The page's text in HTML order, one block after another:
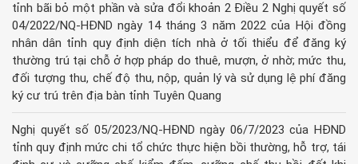
tỉnh bãi bỏ một phần và sửa đổi khoản 2 Điều 2 Nghị quyết số
04/2022/NQ-HĐND ngày 14 tháng 3 năm 2022 của Hội đồng
nhân dân tỉnh quy định diện tích nhà ở tối thiểu để đăng ký
thường trú tại chỗ ở hợp pháp do thuê, mượn, ở nhờ; mức thu,
đối tượng thu, chế độ thu, nộp, quản lý và sử dụng lệ phí đăng
ký cư trú trên địa bàn tỉnh Tuyên Quang
Nghị quyết số 05/2023/NQ-HĐND ngày 06/7/2023 của HĐND
tỉnh quy định mức chi tổ chức thực hiện bồi thường, hỗ trợ, tái